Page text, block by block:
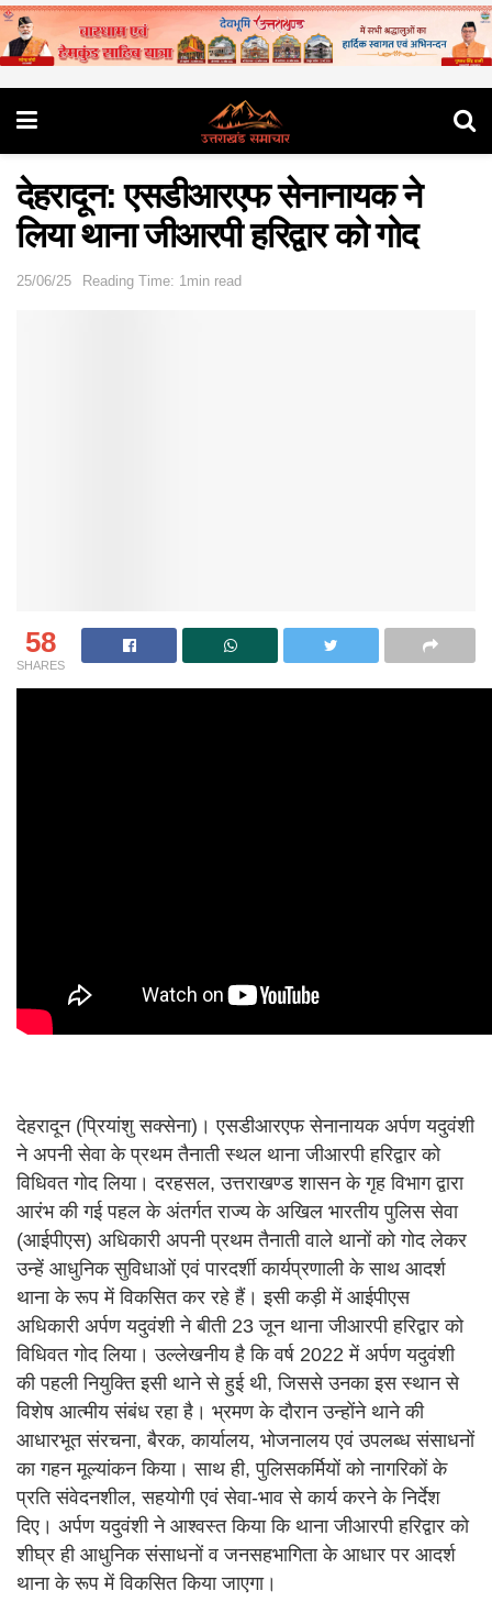
देहरादून: एसडीआरएफ सेनानायक ने
लिया थाना जीआरपी हरिद्वार को गोद
25/06/25 Reading Time: 1min read
58
SHARES
देहरादून (प्रियांशु सक्सेना)। एसडीआरएफ सेनानायक अर्पण यदुवंशी
ने अपनी सेवा के प्रथम तैनाती स्थल थाना जीआरपी हरिद्वार को
विधिवत गोद लिया। दरहसल, उत्तराखण्ड शासन के गृह विभाग द्वारा
आरंभ की गई पहल के अंतर्गत राज्य के अखिल भारतीय पुलिस सेवा
(आईपीएस) अधिकारी अपनी प्रथम तैनाती वाले थानों को गोद लेकर
उन्हें आधुनिक सुविधाओं एवं पारदर्शी कार्यप्रणाली के साथ आदर्श
थाना के रूप में विकसित कर रहे हैं। इसी कड़ी में आईपीएस
अधिकारी अर्पण यदुवंशी ने बीती 23 जून थाना जीआरपी हरिद्वार को
विधिवत गोद लिया। उल्लेखनीय है कि वर्ष 2022 में अर्पण यदुवंशी
की पहली नियुक्ति इसी थाने से हुई थी, जिससे उनका इस स्थान से
विशेष आत्मीय संबंध रहा है। भ्रमण के दौरान उन्होंने थाने की
आधारभूत संरचना, बैरक, कार्यालय, भोजनालय एवं उपलब्ध संसाधनों
का गहन मूल्यांकन किया। साथ ही, पुलिसकर्मियों को नागरिकों के
प्रति संवेदनशील, सहयोगी एवं सेवा-भाव से कार्य करने के निर्देश
दिए। अर्पण यदुवंशी ने आश्वस्त किया कि थाना जीआरपी हरिद्वार को
शीघ्र ही आधुनिक संसाधनों व जनसहभागिता के आधार पर आदर्श
थाना के रूप में विकसित किया जाएगा।